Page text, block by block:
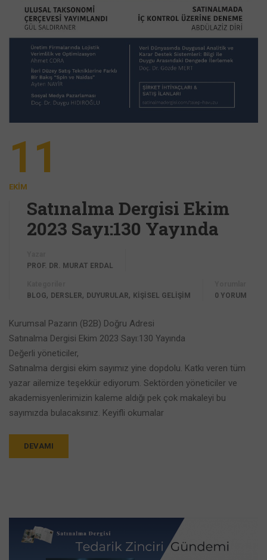
11
EKIM
Satınalma Dergisi Ekim
2023 Sayı:130 Yayında
PROF. DR. MURAT ERDAL
BLOG, DERSLER, DUYURULAR, KİŞİSEL GELİŞİM
0 YORUM
Kurumsal Pazarın (B2B) Doğru Adresi
Satınalma Dergisi Ekim 2023 Sayı:130 Yayında
Değerli yöneticiler,
Satınalma dergisi ekim sayımız yine dopdolu. Katkı veren tüm
yazar ailemize teşekkür ediyorum. Sektörden yöneticiler ve
akademisyenlerimizin kaleme aldığı pek çok makaleyi bu
sayımızda bulacaksınız. Keyifli okumalar
DEVAMI